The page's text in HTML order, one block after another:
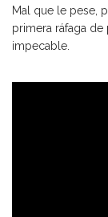
Mal que le pese,
primera ráfaga
impecable.